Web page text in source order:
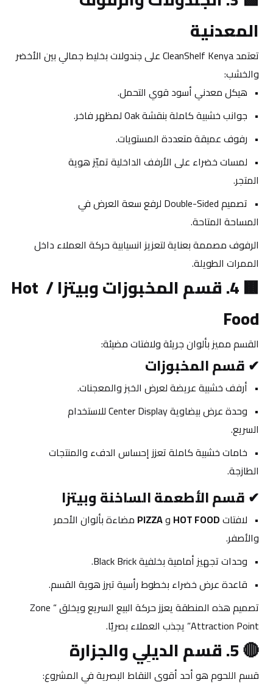
المعدنية
تعتمد CleanShelf Kenya على جندولات بخليط جمالي بين الأخضر
والخشب:
هيكل معدني أسود قوي التحمل.
جوانب خشبية كاملة بنقشة Oak لمظهر فاخر.
رفوف عميقة متعددة المستويات.
المتجر.
المساحة المتاحة.
الممرات الطويلة.
🟫
4. قسم المخبوزات وبيتزا / Hot
Food
القسم مميز بألوان جريئة ولافتات مضيئة:
✔ قسم المخبوزات
أرفف خشبية عريضة لعرض الخبز والمعجنات.
السريع.
الطازجة.
✔ قسم الأطعمة الساخنة وبيتزا
لافتات HOT FOOD و PIZZA
مضاءة بألوان الأحمر
والأصفر.
وحدات تجهيز أمامية بخلفية Black Brick.
قاعدة عرض خضراء بخطوط رأسية تبرز هوية القسم.
تصميم هذه المنطقة يعزز حركة البيع السريع ويخلق “Zone
Attraction Point” يجذب العملاء بصريًا.
🔴 5. قسم الديلِي والجزارة
قسم اللحوم هو أحد أقوى النقاط البصرية في المشروع: